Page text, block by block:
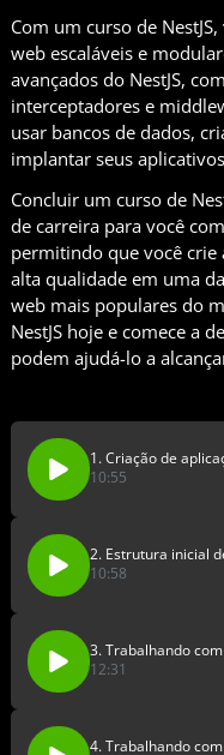
Com um curso de
web escaláveis e
avançados do NestJS,
interceptadores e
usar bancos de dados,
implantar seus
Concluir um curso de
de carreira para você
permitindo que você crie
alta qualidade em uma
web mais populares do
NestJS hoje e comece a
podem ajudá-lo a
1. Criação de
10:55
2. Estrutura inicial
10:58
3. Trabalhando
12:31
4. Trabalhando